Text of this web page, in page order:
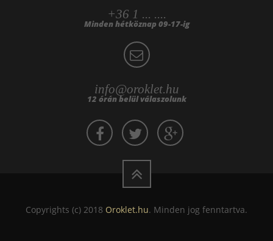
+36 1 ... ....
Minden hétköznap 09-17-ig
info@oroklet.hu
12 órán belül válaszolunk
Copyrights (c) 2018 Oroklet.hu. Minden jog fenntartva.